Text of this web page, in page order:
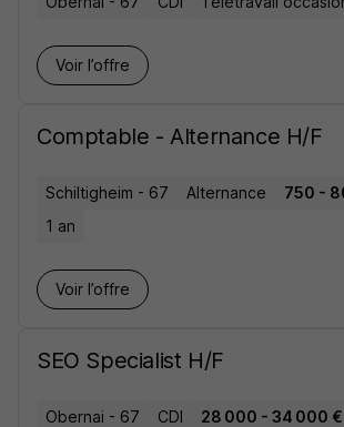
Voir l’offre
Comptable - Alternance H/F
Schiltigheim - 67 Alternance
750 -
1 an
Voir l’offre
SEO Specialist H/F
Obernai - 67 CDI
28 000 - 34 000 €